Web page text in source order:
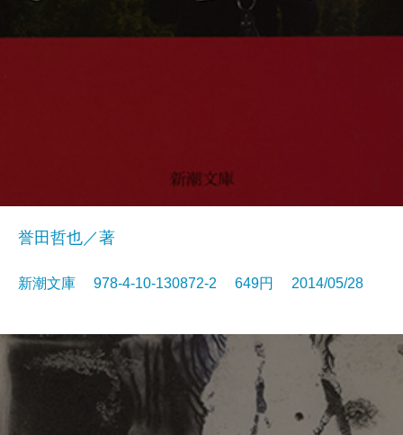
誉田哲也／著
新潮文庫 978-4-10-130872-2 649円 2014/05/28